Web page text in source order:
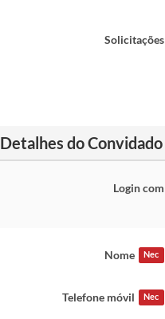
Solicitações
Detalhes do Convidado
Login com
Nome Nec
Telefone móvil Nec